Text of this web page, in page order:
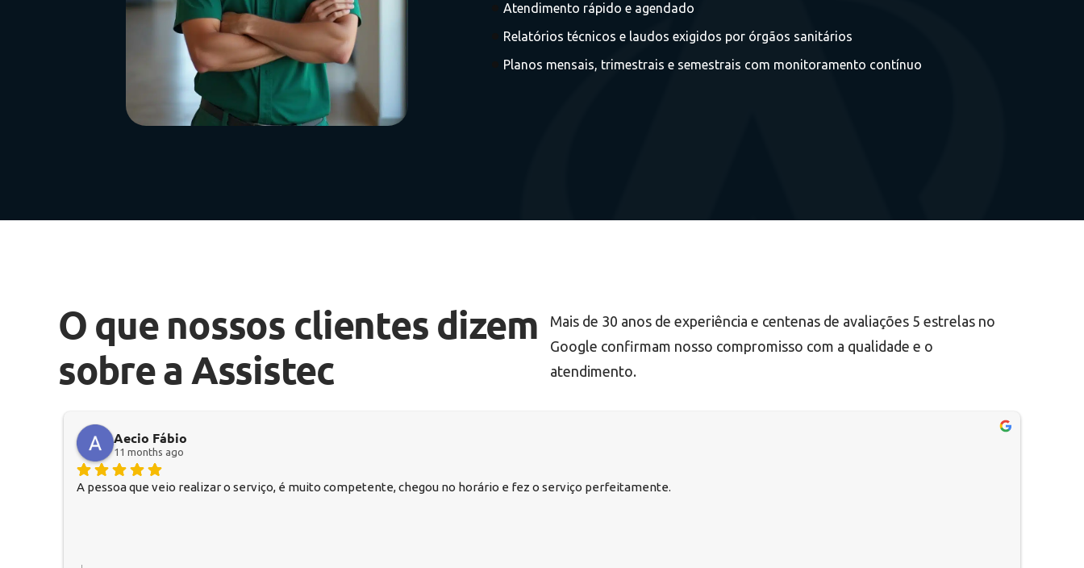
Atendimento rápido e agendado
Relatórios técnicos e laudos exigidos por órgãos sanitários
Planos mensais, trimestrais e semestrais com monitoramento contínuo
O que nossos clientes dizem
sobre a Assistec
Mais de 30 anos de experiência e centenas de avaliações 5 estrelas no
Google confirmam nosso compromisso com a qualidade e o
atendimento.
Aecio Fábio
11 months ago
A pessoa que veio realizar o serviço, é muito competente, chegou no horário e fez o serviço perfeitamente.